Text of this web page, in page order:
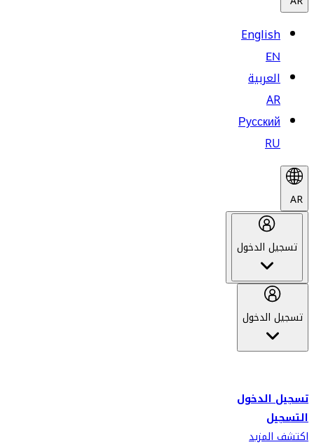
English
EN
العربية
AR
Русский
RU
AR
تسجيل الدخول
تسجيل الدخول
تسجيل الدخول
التسجيل
اكتشف المزيد